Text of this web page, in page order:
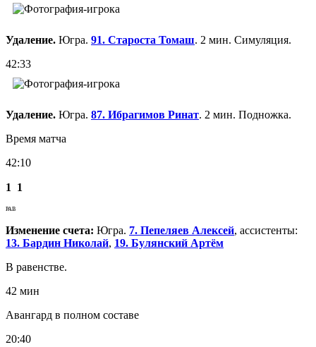
Удаление. Югра. 91. Староста Томаш. 2 мин. Симуляция.
42:33
Удаление. Югра. 87. Ибрагимов Ринат. 2 мин. Подножка.
Время матча
42:10
1 1
РАВ
Изменение счета: Югра. 7. Пепеляев Алексей, ассистенты:
13. Бардин Николай, 19. Булянский Артём
В равенстве.
42 мин
Авангард в полном составе
20:40